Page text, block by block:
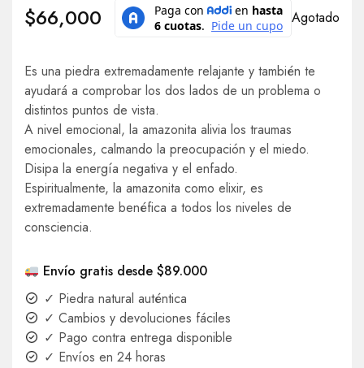
$66,000 Agotado
Es una piedra extremadamente relajante y también te
ayudará a comprobar los dos lados de un problema o
distintos puntos de vista.
A nivel emocional, la amazonita alivia los traumas
emocionales, calmando la preocupación y el miedo.
Disipa la energía negativa y el enfado.
Espiritualmente, la amazonita como elixir, es
extremadamente benéfica a todos los niveles de
consciencia.
Envío gratis desde $89.000
✓ Piedra natural auténtica
✓ Cambios y devoluciones fáciles
✓ Pago contra entrega disponible
✓ Envíos en 24 horas